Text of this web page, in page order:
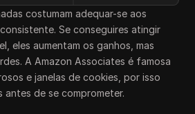
costumam adequar-se aos
Se conseguires atingir
eles aumentam os ganhos, mas
A Amazon Associates é famosa
e janelas de cookies, por isso
de se comprometer.